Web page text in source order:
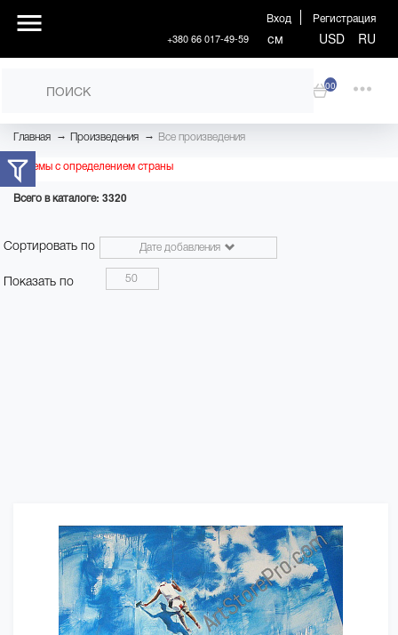
Вход Регистрация
+380 66 017-49-59 см USD RU
00
Главная → Произведения → Все произведения
Проблемы с определением страны
Всего в каталоге: 3320
Сортировать по Дате добавления
Показать по 50